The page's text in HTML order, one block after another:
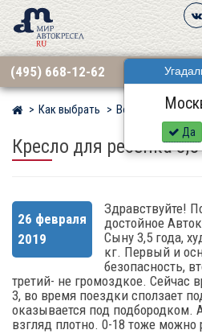
Да
(495) 668-12-62
Мир детских автокресел
Как выбрать Вопросы
Кресло для ребенка
26 февраля
2019
Здравствуйте!
достойное
Сыну 3,5 года,
кг. Первый и
безопасность,
третий- не громоздкое. Сейчас
3, во время поездки сползает
оказывается под подбородком.
взгляд плотно. 0-18 тоже можно